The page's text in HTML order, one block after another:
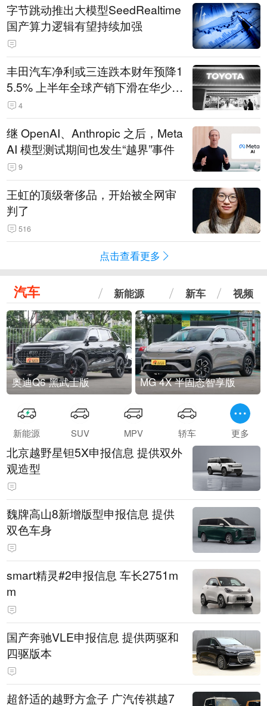
字节跳动推出大模型SeedRealtime
国产算力逻辑有望持续加强
丰田汽车净利或三连跌本财年预降1
5.5% 上半年全球产销下滑在华少卖
14.3万辆
4
继 OpenAI、Anthropic 之后，Meta
AI 模型测试期间也发生“越界”事件
9
王虹的顶级奢侈品，开始被全网审
判了
516
点击查看更多
汽车 新能源 新车 视频
奥迪Q6 黑武士版 MG 4X 半固态智享版
新能源 SUV MPV 轿车 更多
北京越野星钽5X申报信息 提供双外
观造型
魏牌高山8新增版型申报信息 提供
双色车身
smart精灵#2申报信息 车长2751m
m
国产奔驰VLE申报信息 提供两驱和
四驱版本
超舒适的越野方盒子 广汽传祺越7